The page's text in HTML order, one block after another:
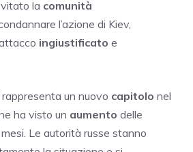
la comunità
l’azione di Kiev,
ingiustificato e
un nuovo capitolo nel
ha visto un aumento delle
Le autorità russe stanno